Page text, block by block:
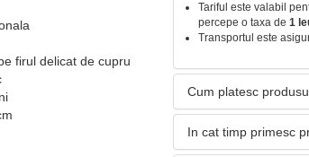
firul delicat de cupru
Tariful este valabil
percepe o taxa de 1
Transportul este
Cum platesc
In cat timp primesc